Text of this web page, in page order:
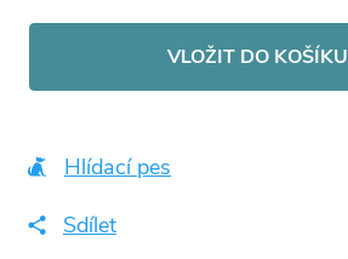
VLOŽIT DO KOŠÍKU
Hlídací pes
Sdílet